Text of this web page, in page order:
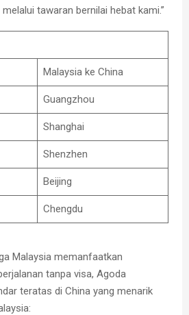
tawaran bernilai hebat kami.”
Malaysia ke China
Guangzhou
Shanghai
Shenzhen
Beijing
Chengdu
Malaysia memanfaatkan
tanpa visa, Agoda
teratas di China yang menarik